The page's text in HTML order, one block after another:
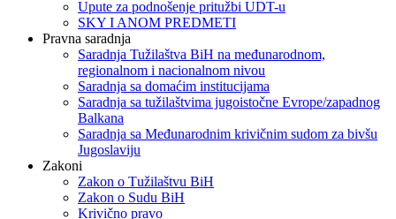
Upute za podnošenje pritužbi UDT-u
SKY I ANOM PREDMETI
Pravna saradnja
Saradnja Tužilaštva BiH na međunarodnom,
regionalnom i nacionalnom nivou
Saradnja sa domaćim institucijama
Saradnja sa tužilaštvima jugoistočne Evrope/zapadnog
Balkana
Saradnja sa Međunarodnim krivičnim sudom za bivšu
Jugoslaviju
Zakoni
Zakon o Тužilaštvu BiH
Zakon o Sudu BiH
Krivično pravo